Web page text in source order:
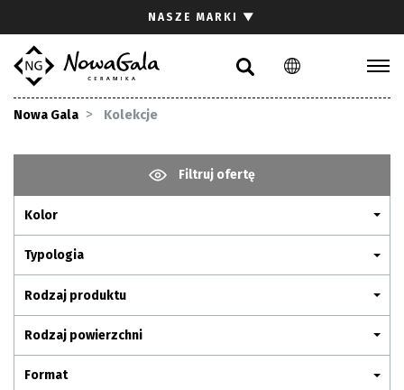
PL EN
NASZE MARKI ▼
Nowa Gala Kolekcje
Filtruj ofertę
Kolor
Typologia
Rodzaj produktu
Rodzaj powierzchni
Format
Gdzie kupić
Pliki do pobrania
Pytania i odpowiedzi
Kariera
Kontakt
Komunikacja z akcjonariuszami